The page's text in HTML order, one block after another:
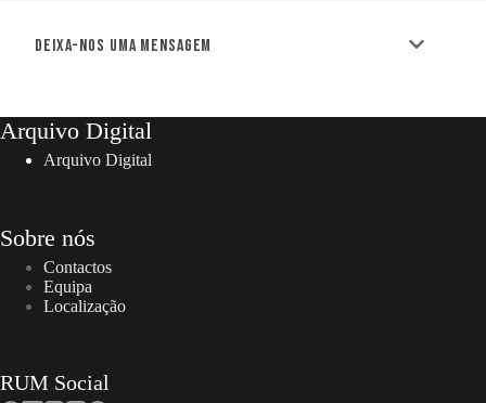
Deixa-nos uma mensagem
Arquivo Digital
Arquivo Digital
Sobre nós
Contactos
Equipa
Localização
RUM Social